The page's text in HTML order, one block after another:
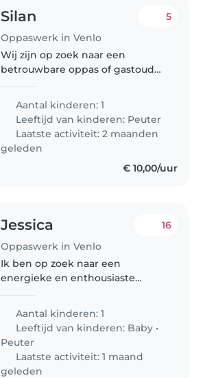
Silan
Oppaswerk in Venlo
5
Wij zijn op zoek naar een
betrouwbare oppas of gastouder
nieuwsgierige en liefhebbende
peutertje. We wonen in een
gezellig huis en hopen iemand
te vinden die onze..
Aantal kinderen: 1
Leeftijd van kinderen: Peuter
Laatste activiteit: 2 maanden
geleden
€ 10,00/uur
Jessica
Oppaswerk in Venlo
16
Ik ben op zoek naar een
energieke en enthousiaste
grappig en vol energie. Ik zoek
iemand die ervaring heeft met
het verzorgen..
Aantal kinderen: 1
Leeftijd van kinderen: Baby •
Peuter
Laatste activiteit: 1 maand
geleden